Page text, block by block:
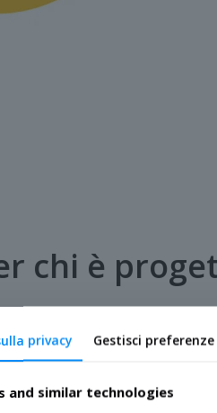
chi è
a gestire i field rep,
privacy Gestisci preferenze
and similar technologies